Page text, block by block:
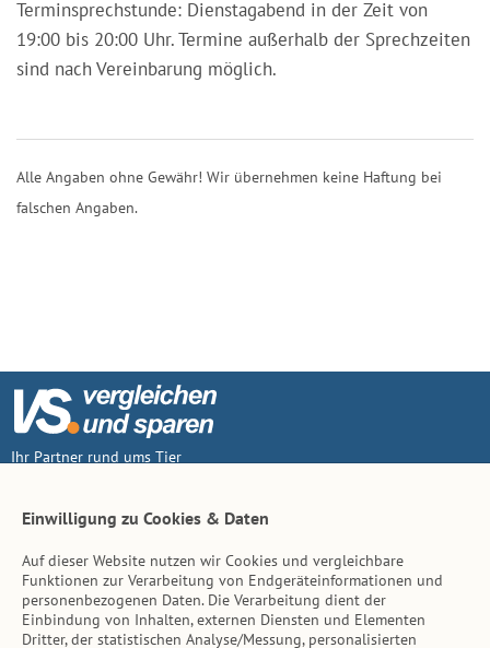
Terminsprechstunde: Dienstagabend in der Zeit von
19:00 bis 20:00 Uhr. Termine außerhalb der Sprechzeiten
sind nach Vereinbarung möglich.
Alle Angaben ohne Gewähr! Wir übernehmen keine Haftung bei
falschen Angaben.
Ihr Partner rund ums Tier
Inhalt
Tierarzt-Suche
Einwilligung zu Cookies & Daten
Auf dieser Website nutzen wir Cookies und vergleichbare
Funktionen zur Verarbeitung von Endgeräteinformationen und
personenbezogenen Daten. Die Verarbeitung dient der
Einbindung von Inhalten, externen Diensten und Elementen
Dritter, der statistischen Analyse/Messung, personalisierten